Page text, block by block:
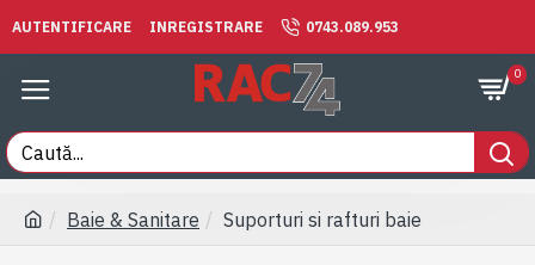
AUTENTIFICARE INREGISTRARE 0743.089.953
0
Baie & Sanitare Suporturi si rafturi baie